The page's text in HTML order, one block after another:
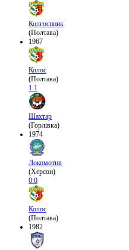
Колгоспник
(Полтава)
1967
Колос
(Полтава)
1:1
Шахтар
(Горлівка)
1974
Локомотив
(Херсон)
0:0
Колос
(Полтава)
1982